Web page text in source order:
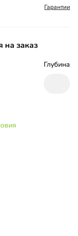
Гарантии
на заказ
Глубина